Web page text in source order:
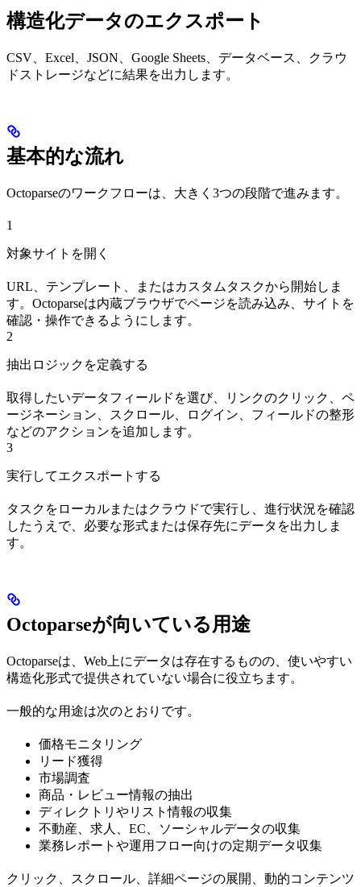
構造化データのエクスポート
CSV、Excel、JSON、Google Sheets、データベース、クラウ
ドストレージなどに結果を出力します。
基本的な流れ
Octoparseのワークフローは、大きく3つの段階で進みます。
1
対象サイトを開く
URL、テンプレート、またはカスタムタスクから開始しま
す。Octoparseは内蔵ブラウザでページを読み込み、サイトを
確認・操作できるようにします。
2
抽出ロジックを定義する
取得したいデータフィールドを選び、リンクのクリック、ペ
ージネーション、スクロール、ログイン、フィールドの整形
などのアクションを追加します。
3
実行してエクスポートする
タスクをローカルまたはクラウドで実行し、進行状況を確認
したうえで、必要な形式または保存先にデータを出力しま
す。
Octoparseが向いている用途
Octoparseは、Web上にデータは存在するものの、使いやすい
構造化形式で提供されていない場合に役立ちます。
一般的な用途は次のとおりです。
価格モニタリング
リード獲得
市場調査
商品・レビュー情報の抽出
ディレクトリやリスト情報の収集
不動産、求人、EC、ソーシャルデータの収集
業務レポートや運用フロー向けの定期データ収集
クリック、スクロール、詳細ページの展開、動的コンテンツ